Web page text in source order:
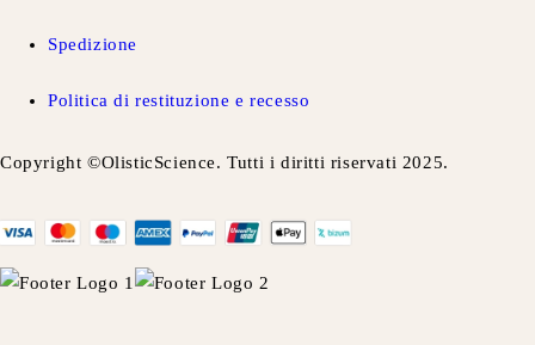
Spedizione
Politica di restituzione e recesso
Copyright ©OlisticScience. Tutti i diritti riservati 2025.